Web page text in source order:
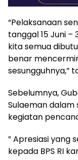
“Pelaksanaan
tanggal 15 Juni –
kita semua
benar
sesungguhnya,”
Sebelumnya,
Sulaeman
kegiatan
” Apresiasi yang
kepada BPS RI